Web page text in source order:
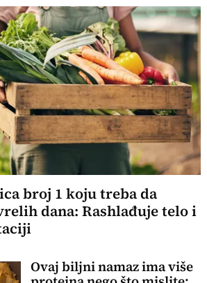
broj 1 koju treba da
dana: Rashlađuje telo i
Ovaj biljni namaz ima više